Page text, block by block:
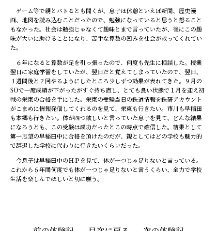
ゲーム等で親とバトるとも聞くが、息子は休憩といえば新聞、歴史漫
画、地図を読み込むことだったので、勉強になっていると思うと怒ること
もなかった。社会は勉強じゃなくて趣味とまで言っていたが、後にこの趣
味が大いに助けることになり、苦手な算数の凹みを社会が救ってくれてい
た。
６年になると算数が足を引っ張ったので、何度も先生に相談した。授業
翌日に家庭学習をしていたが、翌日だと覚えてしまっていたので、翌日、
１週間後と２回やるようにしたところ少しずつ効果が表れてきた。９月の
SOで一度成績が下がったがすぐ持ち直し、とても良い状態で１月を迎え初
戦の栄東の合格を手にした。栄東の受験当日の鉄道情報を鉄研アカウント
がこまめに情報発信してくれるのを見て、栄東も行きたい。市川も早稲田
も本郷も行きたい。体が四つ欲しいと言っていた息子を見て、どんな結果
になろうとも、この受験は成功だったとこの時点で確信した。結果として
第一志望の早稲田中に合格を頂けたのだが、親としてはどの学校も魅力的
で辞退した学校に代わりに行きたいくらいだった。
今息子は早稲田中のＨＰを見て、体が一つじゃ足りないと言っている。
これから６年間何度でも体が一つじゃ足りないと言うくらい、全力で学校
生活を楽しんでほしいと切に願う。